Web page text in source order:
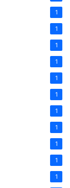
1
1
1
1
1
1
1
1
1
1
1